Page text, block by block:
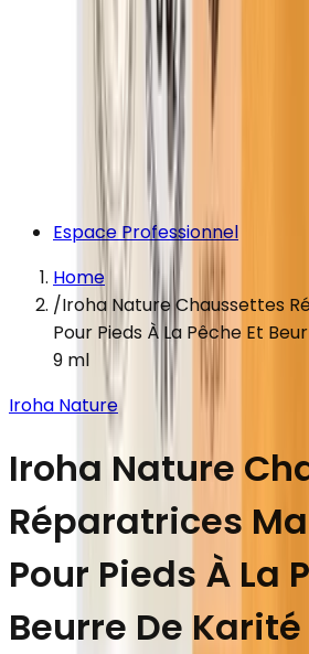
Espace Professionnel
Home
/Iroha Nature Chaussettes
Pour Pieds À La Pêche Et
9 ml
Iroha Nature
Iroha Nature
Réparatrices
Pour Pieds À La
Beurre De